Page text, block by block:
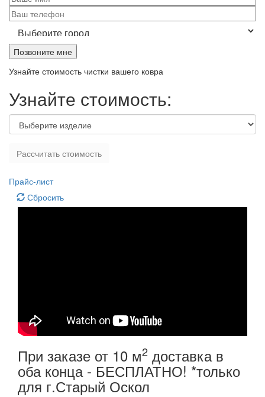
Узнайте стоимость чистки вашего ковра
Узнайте стоимость:
Рассчитать стоимость
Прайс-лист
Сбросить
При заказе от 10 м2 доставка в
оба конца - БЕСПЛАТНО! *только
для г.Старый Оскол